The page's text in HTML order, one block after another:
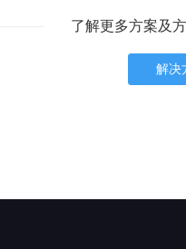
了解更多方案及
解决